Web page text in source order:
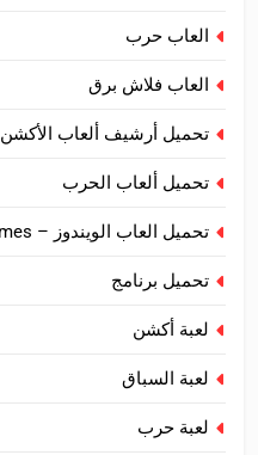
العاب حرب
العاب فلاش برق
تحميل أرشيف ألعاب الأكشن
تحميل ألعاب الحرب
تحميل العاب الويندوز – download pc games
تحميل برنامج
لعبة أكشن
لعبة السباق
لعبة حرب